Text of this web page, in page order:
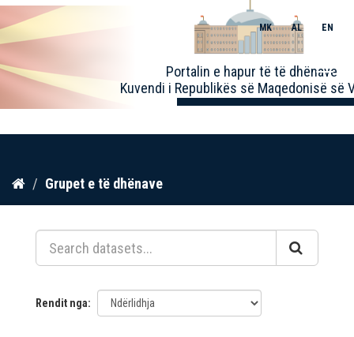
Kalo
përmbajtja
Portalin e hapur të të dhënave
Kuvendi i Republikës së Maqedonisë së
MK AL EN
Toggle
Grupet e të dhënave
Rendit nga